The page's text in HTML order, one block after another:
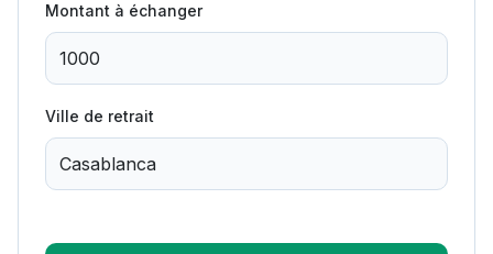
Montant à échanger
Ville de retrait